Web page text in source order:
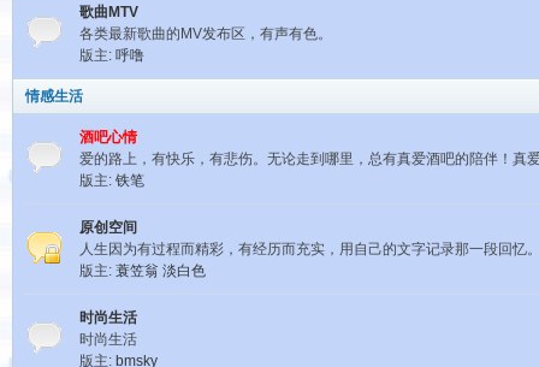
歌曲MTV
各类最新歌曲的MV发布区，有声有色。
版主: 呼噜
情感生活
酒吧心情
爱的路上，有快乐，有悲伤。无论走到哪里，总有真爱酒吧的陪伴！真
版主: 铁笔
原创空间
人生因为有过程而精彩，有经历而充实，用自己的文字记录那一段回忆
版主: 蓑笠翁 淡白色
时尚生活
时尚生活
版主: bmsky